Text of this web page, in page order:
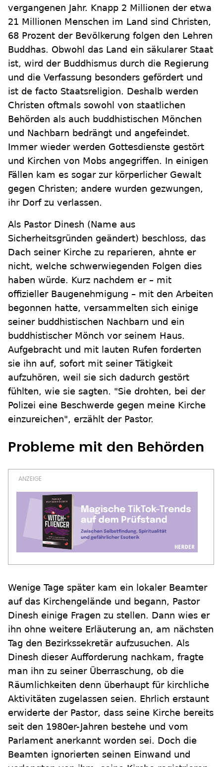
vergangenen Jahr. Knapp 2 Millionen der etwa
21 Millionen Menschen im Land sind Christen,
68 Prozent der Bevölkerung folgen den Lehren
Buddhas. Obwohl das Land ein säkularer Staat
ist, wird der Buddhismus durch die Regierung
und die Verfassung besonders gefördert und
ist de facto Staatsreligion. Deshalb werden
Christen oftmals sowohl von staatlichen
Behörden als auch buddhistischen Mönchen
und Nachbarn bedrängt und angefeindet.
Immer wieder werden Gottesdienste gestört
und Kirchen von Mobs angegriffen. In einigen
Fällen kam es sogar zur körperlicher Gewalt
gegen Christen; andere wurden gezwungen,
ihr Dorf zu verlassen.
Als Pastor Dinesh (Name aus
Sicherheitsgründen geändert) beschloss, das
Dach seiner Kirche zu reparieren, ahnte er
nicht, welche schwerwiegenden Folgen dies
haben würde. Kurz nachdem er – mit
offizieller Baugenehmigung – mit den Arbeiten
begonnen hatte, versammelten sich einige
seiner buddhistischen Nachbarn und ein
buddhistischer Mönch vor seinem Haus.
Aufgebracht und mit lauten Rufen forderten
sie ihn auf, sofort mit seiner Tätigkeit
aufzuhören, weil sie sich dadurch gestört
fühlten, wie sie sagten. "Sie drohten, bei der
Polizei eine Beschwerde gegen meine Kirche
einzureichen", erzählt der Pastor.
Probleme mit den Behörden
Wenige Tage später kam ein lokaler Beamter
auf das Kirchengelände und begann, Pastor
Dinesh einige Fragen zu stellen. Dann wies er
ihn ohne weitere Erläuterung an, am nächsten
Tag den Bezirkssekretär aufzusuchen. Als
Dinesh dieser Aufforderung nachkam, fragte
man ihn zu seiner Überraschung, ob die
Räumlichkeiten denn überhaupt für kirchliche
Aktivitäten zugelassen seien. Ehrlich erstaunt
erwiderte der Pastor, dass seine Kirche bereits
seit den 1980er-Jahren bestehe und vom
Parlament anerkannt worden sei. Doch die
Beamten ignorierten seinen Einwand und